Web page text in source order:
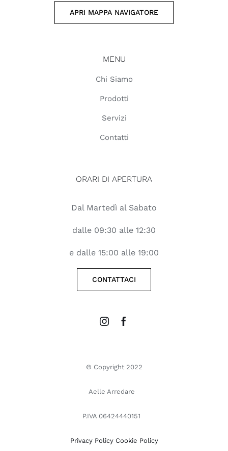
APRI MAPPA NAVIGATORE
MENU
Chi Siamo
Prodotti
Servizi
Contatti
ORARI DI APERTURA
Dal Martedì al Sabato
dalle 09:30 alle 12:30
e dalle 15:00 alle 19:00
CONTATTACI
© Copyright 2022
Aelle Arredare
P.IVA 06424440151
Privacy Policy Cookie Policy